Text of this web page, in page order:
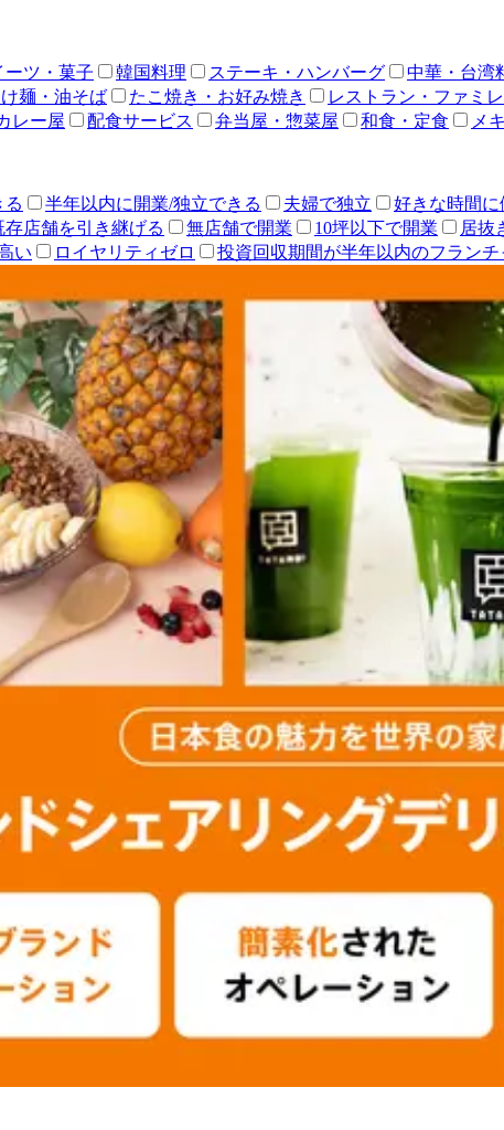
ーツ・菓子 韓国料理 ステーキ・ハンバーグ 中華・台湾
麺・油そば たこ焼き・お好み焼き レストラン・ファミ
レー屋 配食サービス 弁当屋・惣菜屋 和食・定食 メ
る 半年以内に開業/独立できる 夫婦で独立 好きな時間に
存店舗を引き継げる 無店舗で開業 10坪以下で開業 居抜
い
ロイヤリティゼロ 投資回収期間が半年以内のフランチ